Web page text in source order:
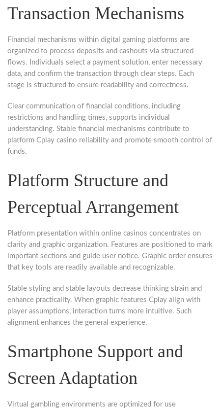
Transaction Mechanisms
Financial mechanisms within digital gaming platforms are
organized to process deposits and cashouts via structured
flows. Individuals select a payment solution, enter necessary
data, and confirm the transaction through clear steps. Each
stage is structured to ensure readability and correctness.
Clear communication of financial conditions, including
restrictions and handling times, supports individual
understanding. Stable financial mechanisms contribute to
platform Cplay casino reliability and promote smooth control of
funds.
Platform Structure and
Perceptual Arrangement
Platform presentation within online casinos concentrates on
clarity and graphic organization. Features are positioned to mark
important sections and guide user notice. Graphic order ensures
that key tools are readily available and recognizable.
Stable styling and stable layouts decrease thinking strain and
enhance practicality. When graphic features Cplay align with
player assumptions, interaction turns more intuitive. Such
alignment enhances the general experience.
Smartphone Support and
Screen Adaptation
Virtual gambling environments are optimized for use